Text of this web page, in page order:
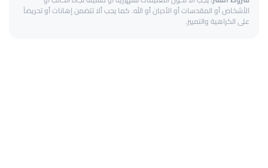
الأشخاص أو المقدسات أو الأديان أو الله. كما يجب ألا تتضمن إهانات أو تحريضاً
على الكراهية والتمييز.